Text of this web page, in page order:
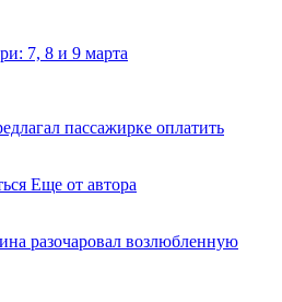
7, 8 и 9 марта
пассажирке оплатить
Еще от автора
разочаровал возлюбленную